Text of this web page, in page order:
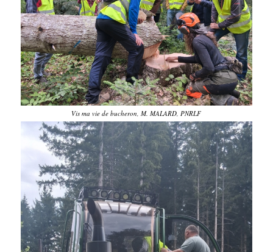
Vis ma vie de bucheron, M. MALARD, PNRLF